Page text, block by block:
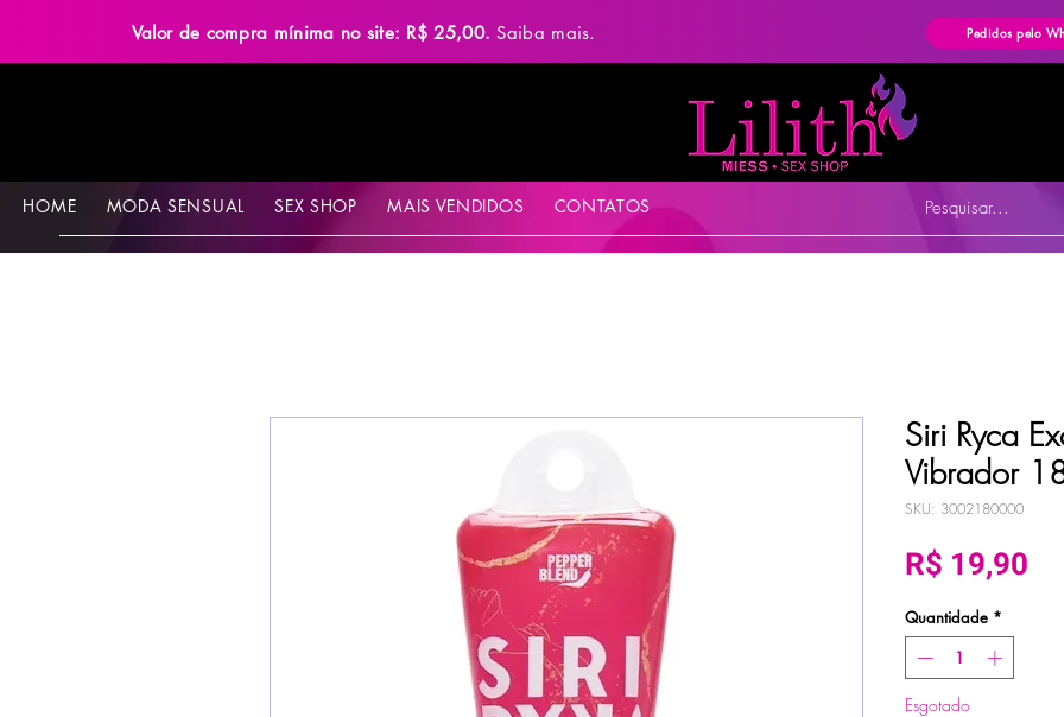
Valor de compra mínima no site: R$ 25,00.Saiba mais. Pedidos pelo
HOME MODA SENSUAL SEX SHOP MAIS VENDIDOS CONTATOS Pesquisar...
Siri Ryca
Vibrador
SKU: 3002180000
R$ 19,90
Quantidade *
Esgotado